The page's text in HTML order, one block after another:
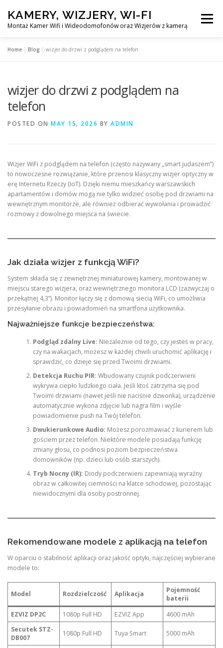
content
KAMERY, WIZJERY, WI-FI
Montaż Kamer Wifi i Wideodomofonów oraz Wizjerów z kamerą
Menu
MONTAŻ WIDEDOMOFONÓW
KONTAKT
EN
Home »Blog »wizjer do drzwi z podglądem na telefon
wizjer do drzwi z podglądem na
telefon
POSTED ON MAY 15, 2026 BY ADMIN
Wizjer WiFi z podglądem na telefon (często nazywany „smart judaszem”)
to nowoczesne rozwiązanie, które przenosi klasyczny wizjer optyczny w
erę Internetu Rzeczy (IoT). Dzięki niemu mieszkańcy warszawskich
apartamentów i domów mogą nie tylko widzieć osobę pod drzwiami na
wewnętrznym monitorze, ale również odbierać wywołania i prowadzić
rozmowy z dowolnego miejsca na świecie.
Jak działa wizjer z funkcją WiFi?
System składa się z zewnętrznej miniaturowej kamery, montowanej w
miejscu starego wizjera, oraz wewnętrznego monitora LCD (zazwyczaj o
przekątnej 4,3”). Monitor łączy się z domową siecią WiFi, co umożliwia
przesyłanie obrazu i powiadomień na smartfona użytkownika.
Najważniejsze funkcje bezpieczeństwa:
Podgląd zdalny Live: Niezależnie od tego, czy jesteś w pracy,
czy na wakacjach, możesz w każdej chwili uruchomić aplikację i
sprawdzić, co dzieje się przed Twoimi drzwiami.
Detekcja Ruchu PIR: Wbudowany czujnik podczerwieni
wykrywa ciepło ludzkiego ciała. Jeśli ktoś zatrzyma się pod
Twoimi drzwiami (nawet jeśli nie naciśnie dzwonka), urządzenie
automatycznie wykona zdjęcie lub nagra film i wyśle
powiadomienie push na Twój telefon.
Dwukierunkowe Audio: Możesz porozmawiać z kurierem lub
gościem przez telefon. Niektóre modele posiadają funkcję
zmiany głosu, co podnosi poziom bezpieczeństwa
domowników (np. dzieci lub osób starszych).
Tryb Nocny (IR): Diody podczerwieni zapewniają wyraźny
obraz w całkowitej ciemności na klatce schodowej, pozostając
niewidocznymi dla osoby postronnej.
Rekomendowane modele z aplikacją na telefon
W oparciu o stabilność aplikacji oraz jakość optyki, najczęściej wybierane
modele to:
Model Rozdzielczość Aplikacja
Pojemność
baterii
EZVIZ DP2C
1080p Full HD EZVIZ App
4600 mAh
Secutek STZ-
DB007
1080p Full HD Tuya Smart 5000 mAh